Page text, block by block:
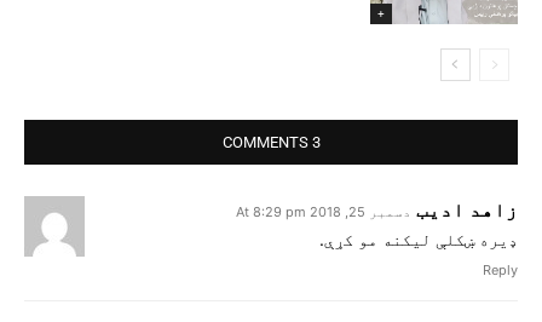
+
3 COMMENTS
زاهد ادیب دسمبر 25, 2018 At 8:29 pm
ډیره ښکلې لیکنه مو کړې.
Reply